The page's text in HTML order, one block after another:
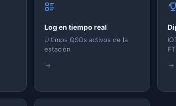
Log en tiempo real
Últimos QSOs activos de la
estación